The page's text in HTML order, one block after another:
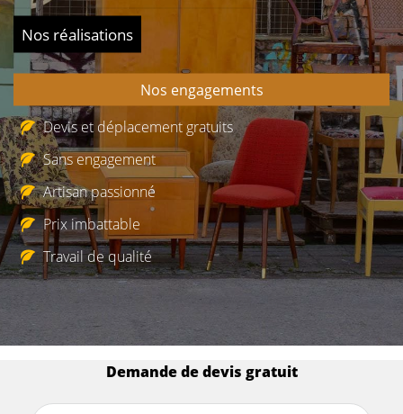
Nos réalisations
Nos engagements
Devis et déplacement gratuits
Sans engagement
Artisan passionné
Prix imbattable
Travail de qualité
Demande de devis gratuit